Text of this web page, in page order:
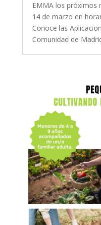
EMMA los próximos
14 de marzo en
Conoce las
Comunidad de